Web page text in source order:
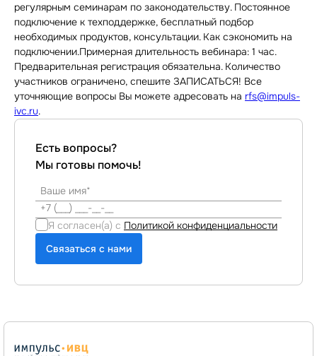
регулярным семинарам по законодательству. Постоянное
подключение к техподдержке, бесплатный подбор
необходимых продуктов, консультации. Как сэкономить на
подключении.Примерная длительность вебинара: 1 час.
Предварительная регистрация обязательна. Количество
участников ограничено, спешите ЗАПИСАТЬСЯ! Все
уточняющие вопросы Вы можете адресовать на rfs@impuls-
ivc.ru.
Есть вопросы?
Мы готовы помочь!
Я согласен(а) с Политикой конфиденциальности
Связаться с нами